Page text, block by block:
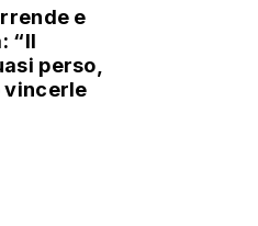
e
“Il
perso,
vincerle